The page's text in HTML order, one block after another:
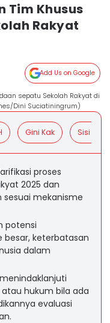
Tim Khusus
Rakyat
Add Us on Google
sepatu Sekolah Rakyat di
Dini Suciatiningrum)
Gini Kak Sisi
proses
2025 dan
mekanisme
potensi
keterbatasan
dalam
hukum bila ada
evaluasi